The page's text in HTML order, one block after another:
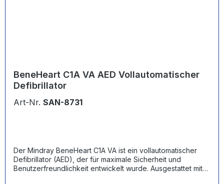
BeneHeart C1A VA AED Vollautomatischer
Defibrillator
Art-Nr. SAN-8731
Der Mindray BeneHeart C1A VA ist ein vollautomatischer
Defibrillator (AED), der für maximale Sicherheit und
Benutzerfreundlichkeit entwickelt wurde. Ausgestattet mit